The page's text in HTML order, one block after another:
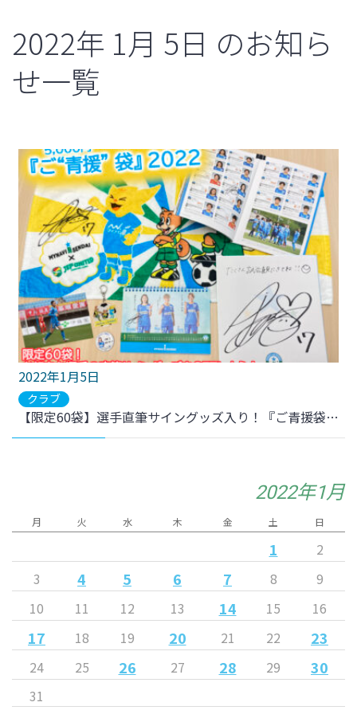
2022年 1月 5日 のお知ら
せ一覧
2022年1月5日
クラブ
【限定60袋】選手直筆サイングッズ入り！『ご青援袋2022』 販売開始のお知らせ
2022年1月
月 火 水 木 金 土 日
1
2
3
4 5 6 7 8
9
10
11 12 13 14 15 16
17 18 19 20 21 22 23
24 25 26 27 28 29 30
31